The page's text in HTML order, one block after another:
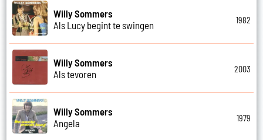
Willy Sommers
Als Lucy begint te swingen
1982
Willy Sommers
Als tevoren
2003
Willy Sommers
Angela
1979